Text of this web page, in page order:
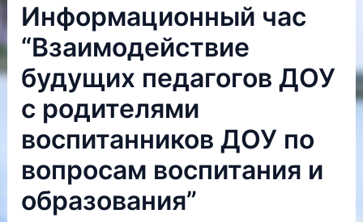
Информационный час
“Взаимодействие
будущих педагогов ДОУ
с родителями
воспитанников ДОУ по
вопросам воспитания и
образования”